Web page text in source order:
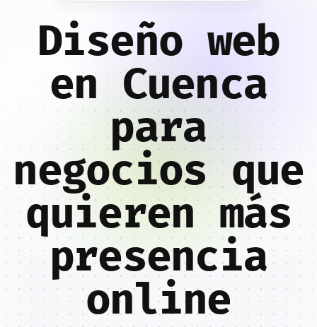
Diseño web
en Cuenca
para
negocios que
quieren más
presencia
online